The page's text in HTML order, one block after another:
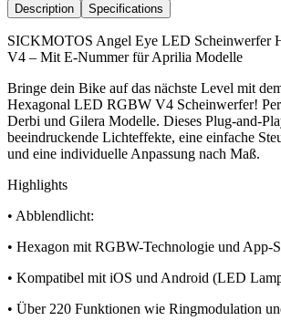
Description Specifications
SICKMOTOS Angel Eye LED Scheinwerfer
V4 – Mit E-Nummer für Aprilia Modelle
Bringe dein Bike auf das nächste Level mit
Hexagonal LED RGBW V4 Scheinwerfer!
Derbi und Gilera Modelle. Dieses Plug-and-
beeindruckende Lichteffekte, eine einfache
und eine individuelle Anpassung nach Maß.
Highlights
• Abblendlicht:
• Hexagon mit RGBW-Technologie und App-
• Kompatibel mit iOS und Android (LED
• Über 220 Funktionen wie Ringmodulation